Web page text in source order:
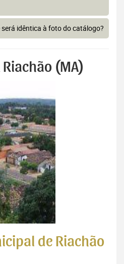
idêntica à foto do catálogo?
(MA)
de Riachão